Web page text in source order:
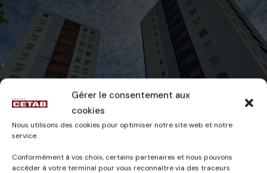
Gérer le consentement aux
cookies
Nous utilisons des cookies pour optimiser notre site web et notre
service.
Conformément à vos choix, certains partenaires et nous pouvons
accéder à votre terminal pour vous reconnaître via des traceurs